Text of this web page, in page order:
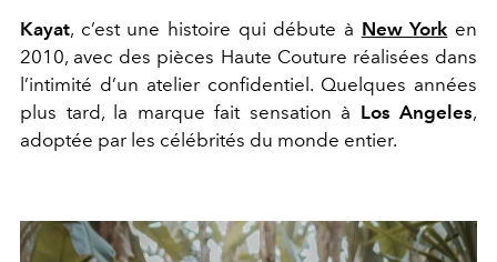
Kayat, c’est une histoire qui débute à New York en
2010, avec des pièces Haute Couture réalisées dans
l’intimité d’un atelier confidentiel. Quelques années
plus tard, la marque fait sensation à Los Angeles,
adoptée par les célébrités du monde entier.